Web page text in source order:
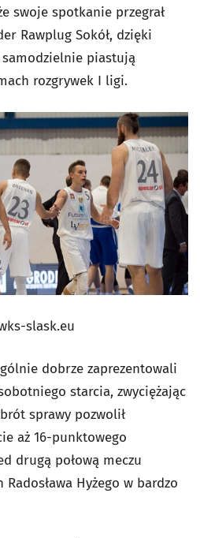
swoje spotkanie przegrał
Rawplug Sokół, dzięki
piastują
rozgrywek I ligi.
slask.eu
dobrze zaprezentowali
starcia, zwyciężając
sprawy pozwolił
aż 16-punktowego
drugą połową meczu
Hyżego w bardzo